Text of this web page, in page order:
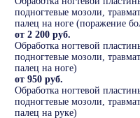
подногтевые мозоли,
палец на ноге (поражение
от 2 200 руб.
Обработка ногтевой
подногтевые мозоли,
палец на ноге)
от 950 руб.
Обработка ногтевой
подногтевые мозоли,
палец на руке)